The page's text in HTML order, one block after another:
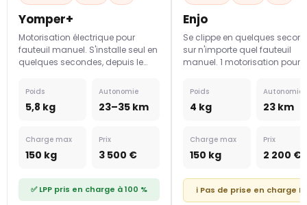
Yomper+
Motorisation électrique pour
fauteuil manuel. S'installe seul en
quelques secondes, depuis le
Poids
5,8 kg
Autonomie
23–35 km
Charge max
150 kg
Prix
3 500 €
✅ LPP pris en charge à 100 %
Enjo
Se clippe en quelques
sur n'importe quel fauteuil
manuel. 1 motorisation pour
Poids
4 kg
Autonomie
23 km
Charge max
150 kg
Prix
2 200 €
ℹ️ Pas de prise en charge